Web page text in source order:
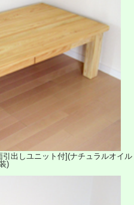
出しユニット付](ナチュラルオイル
)